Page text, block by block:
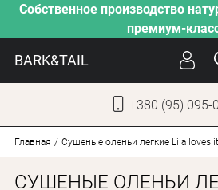
Собственное производство
премиум-
BARK&TAIL
+380 (95) 095-
Главная Сушеные оленьи легкие Lila loves
СУШЕНЫЕ ОЛЕНЬИ